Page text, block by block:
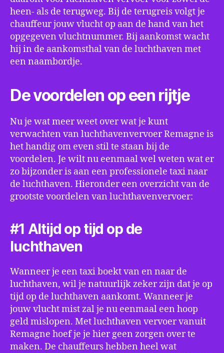
heen- als de terugweg. Bij de terugreis volgt je
chauffeur jouw vlucht op aan de hand van het
opgegeven vluchtnummer. Bij aankomst wacht
hij in de aankomsthal van de luchthaven met
een naambordje.
De voordelen op een rijtje
Nu je wat meer weet over wat je kunt
verwachten van luchthavenvervoer Remagne is
het handig om even stil te staan bij de
voordelen. Je wilt nu eenmaal wel weten wat er
zo bijzonder is aan een professionele taxi naar
de luchthaven. Hieronder een overzicht van de
grootste voordelen van luchthavenvervoer:
#1 Altijd op tijd op de
luchthaven
Wanneer je een taxi boekt van en naar de
luchthaven, wil je natuurlijk zeker zijn dat je op
tijd op de luchthaven aankomt. Wanneer je
jouw vlucht mist zal je nu eenmaal een hoop
geld mislopen. Met luchthaven vervoer vanuit
Remagne hoef je je hier geen zorgen over te
maken. De chauffeurs hebben heel wat